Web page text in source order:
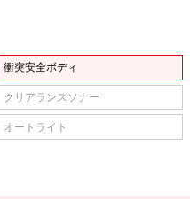
衝突安全ボディ
クリアランスソナー
オートライト